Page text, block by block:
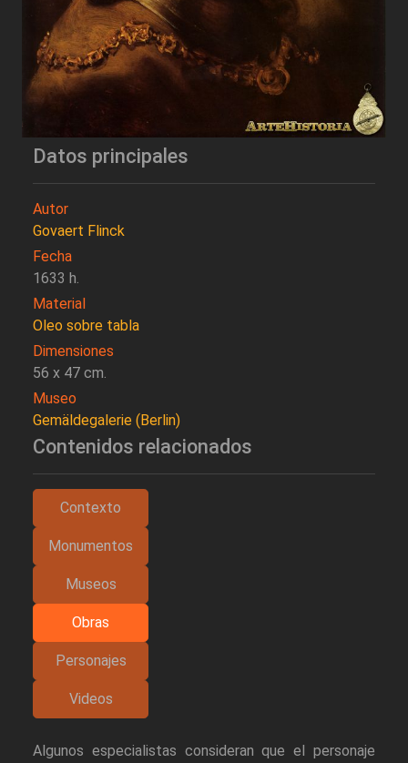
Datos principales
Autor
Govaert Flinck
Fecha
1633 h.
Material
Oleo sobre tabla
Dimensiones
56 x 47 cm.
Museo
Gemäldegalerie (Berlin)
Contenidos relacionados
Contexto
Monumentos
Museos
Obras
Personajes
Videos
Algunos especialistas consideran que el personaje